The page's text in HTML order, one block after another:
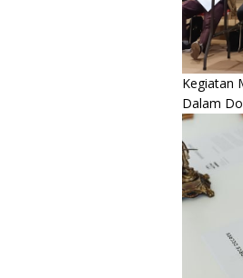
Kegiatan
Dalam